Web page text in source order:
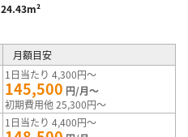
24.43m²
月額目安
1日当たり 4,300円～
145,500 円/月～
初期費用他 25,300円～
1日当たり 4,400円～